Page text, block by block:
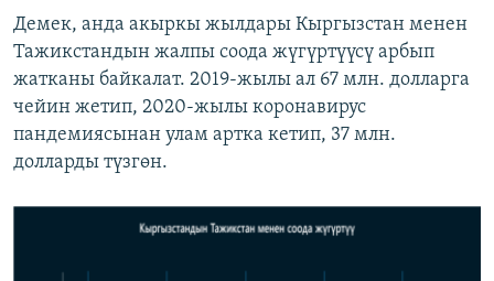
Демек, анда акыркы жылдары Кыргызстан менен
Тажикстандын жалпы соода жүгүртүүсү арбып
жатканы байкалат. 2019-жылы ал 67 млн. долларга
чейин жетип, 2020-жылы коронавирус
пандемиясынан улам артка кетип, 37 млн.
долларды түзгөн.